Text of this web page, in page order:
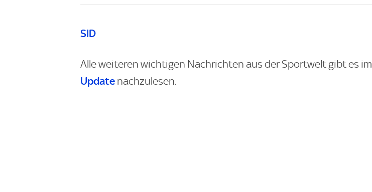
SID
Alle weiteren wichtigen Nachrichten aus der Sportwelt gibt es im
Update nachzulesen.